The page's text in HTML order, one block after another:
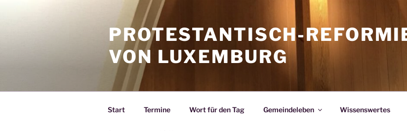
PROTESTANTISCH-
VON LUXEMBURG
Start Termine Wort für den Tag Gemeindeleben Wissenswertes